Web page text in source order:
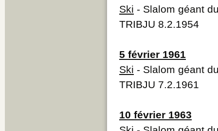
Ski - Slalom géant
TRIBJU 8.2.1954
5 février 1961
Ski - Slalom géant
TRIBJU 7.2.1961
10 février 1963